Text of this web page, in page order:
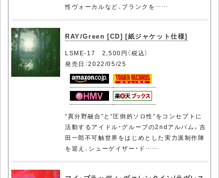
性ヴォーカルなど、ブランクを……
RAY/Green [CD] [紙ジャケット仕様]
LSME-17 2,500円（税込）
発売日：2022/05/25
“異分野融合”と“圧倒的ソロ性”をコンセプトに
活動するアイドル・グループの2ndアルバム。吉
田一郎不可触世界をはじめとした実力派制作陣
を迎え、シューゲイザー・ド……